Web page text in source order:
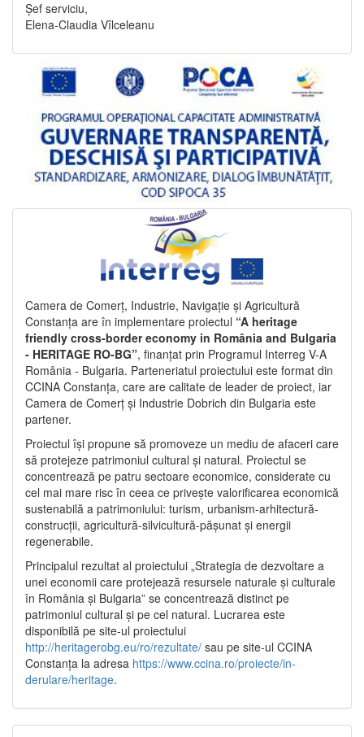
Șef serviciu,
Elena-Claudia Vîlceleanu
Camera de Comerț, Industrie, Navigație și Agricultură
Constanța are în implementare proiectul “A heritage
friendly cross-border economy in România and Bulgaria
- HERITAGE RO-BG”, finanțat prin Programul Interreg V-A
România - Bulgaria. Parteneriatul proiectului este format din
CCINA Constanța, care are calitate de leader de proiect, iar
Camera de Comerț și Industrie Dobrich din Bulgaria este
partener.
Proiectul își propune să promoveze un mediu de afaceri care
să protejeze patrimoniul cultural și natural. Proiectul se
concentrează pe patru sectoare economice, considerate cu
cel mai mare risc în ceea ce privește valorificarea economică
sustenabilă a patrimoniului: turism, urbanism-arhitectură-
construcții, agricultură-silvicultură-pășunat și energii
regenerabile.
Principalul rezultat al proiectului „Strategia de dezvoltare a
unei economii care protejează resursele naturale și culturale
în România și Bulgaria” se concentrează distinct pe
patrimoniul cultural și pe cel natural. Lucrarea este
disponibilă pe site-ul proiectului
http://heritagerobg.eu/ro/rezultate/ sau pe site-ul CCINA
Constanța la adresa https://www.ccina.ro/proiecte/in-
derulare/heritage.